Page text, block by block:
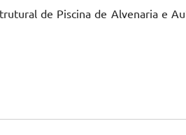
de Piscina de Alvenaria e